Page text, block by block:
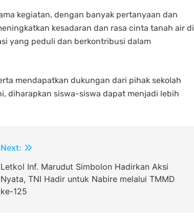
kegiatan, dengan banyak pertanyaan dan
kesadaran dan rasa cinta tanah air di
yang peduli dan berkontribusi dalam
mendapatkan dukungan dari pihak sekolah
diharapkan siswa-siswa dapat menjadi lebih
Next:
Letkol Inf. Marudut Simbolon Hadirkan Aksi
Nyata, TNI Hadir untuk Nabire melalui TMMD
ke-125